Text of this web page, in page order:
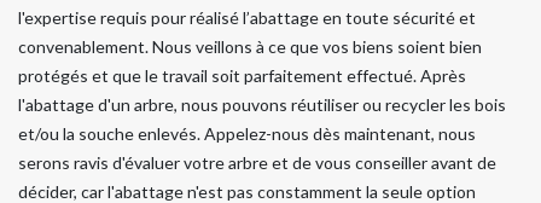
l'expertise requis pour réalisé l’abattage en toute sécurité et
convenablement. Nous veillons à ce que vos biens soient bien
protégés et que le travail soit parfaitement effectué. Après
l'abattage d'un arbre, nous pouvons réutiliser ou recycler les bois
et/ou la souche enlevés. Appelez-nous dès maintenant, nous
serons ravis d'évaluer votre arbre et de vous conseiller avant de
décider, car l'abattage n'est pas constamment la seule option